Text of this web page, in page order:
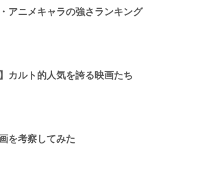
アニメキャラの強さランキング
】カルト的人気を誇る映画たち
を考察してみた